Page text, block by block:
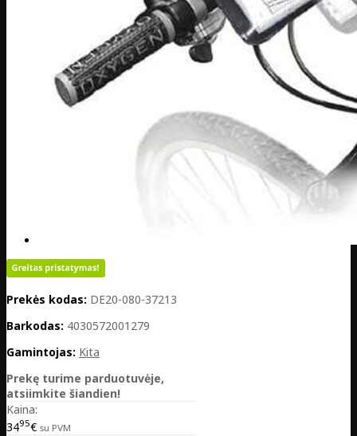
Prekės kodas: DE20-080-37213
Barkodas: 4030572001279
Gamintojas: Kita
Prekę turime parduotuvėje,
atsiimkite šiandien!
Kaina:
3495€ su PVM